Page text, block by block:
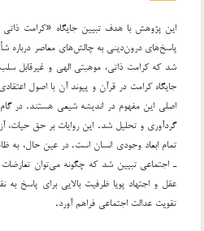
این پژوهش با هدف تبیین جایگاه «کرامت
پاسخ‌های درون‌دینی به چالش‌های معاصر درباره
شد که کرامت ذاتی، موهبتی الهی و غیرقابل
جایگاه کرامت در قرآن و پیوند آن با اصول
اصلی این مفهوم در اندیشه شیعی هستند. در گام
گردآوری و تحلیل شد. این روایات بر حق حیات،
تمام ابعاد وجودی انسان است. در عین حال، به
ـ اجتماعی تبیین شد که چگونه می‌توان
عقل و اجتهاد پویا ظرفیت بالایی برای پاسخ
تقویت عدالت اجتماعی فراهم آورد.